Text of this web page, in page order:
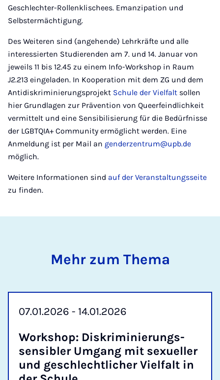
Geschlechter-Rollenklischees. Emanzipation und
Selbstermächtigung.
Des Weiteren sind (angehende) Lehrkräfte und alle
interessierten Studierenden am 7. und 14. Januar von
jeweils 11 bis 12.45 zu einem Info-Workshop in Raum
J2.213 eingeladen. In Kooperation mit dem ZG und dem
Antidiskriminierungsprojekt Schule der Vielfalt sollen
hier Grundlagen zur Prävention von Queerfeindlichkeit
vermittelt und eine Sensibilisierung für die Bedürfnisse
der LGBTQIA+ Community ermöglicht werden. Eine
Anmeldung ist per Mail an genderzentrum@upb.de
möglich.
Weitere Informationen sind auf der Veranstaltungsseite
zu finden.
Mehr zum Thema
07.01.2026 - 14.01.2026
Work­shop: Dis­kri­mi­nie­rungs­
sen­si­bler Um­gang mit se­xu­el­ler
und ge­schlecht­li­cher Viel­falt in